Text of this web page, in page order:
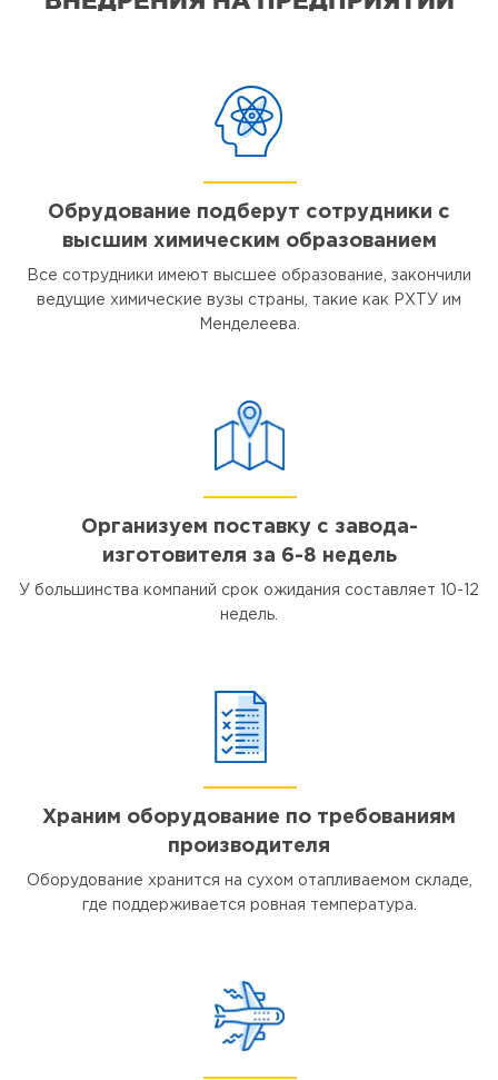
Обрудование подберут сотрудники с
высшим химическим образованием
Все сотрудники имеют высшее образование, закончили
ведущие химические вузы страны, такие как РХТУ им
Менделеева.
Организуем поставку с завода-
изготовителя за 6-8 недель
У большинства компаний срок ожидания составляет 10-12
недель.
Храним оборудование по требованиям
производителя
Оборудование хранится на сухом отапливаемом складе,
где поддерживается ровная температура.